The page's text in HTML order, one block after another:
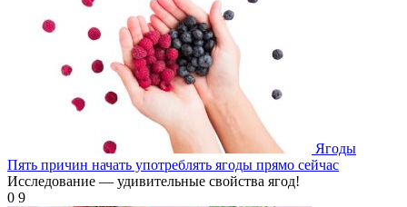
Ягоды
Пять причин начать употреблять ягоды прямо сейчас
Исследование — удивительные свойства ягод!
0 9